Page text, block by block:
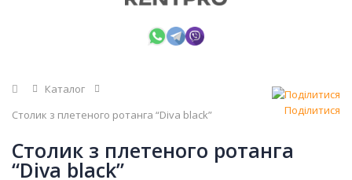
Головна
Каталог
Столик з плетеного ротанга “Diva black”
Поділитися
Столик з плетеного ротанга
“Diva black”